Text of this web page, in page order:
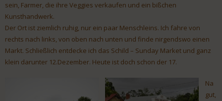
sein, Farmer, die ihre Veggies verkaufen und ein bißchen
Kunsthandwerk.
Der Ort ist ziemlich ruhig, nur ein paar Menschleins. Ich fahre von
rechts nach links, von oben nach unten und finde nirgendswo einen
Markt. Schließlich entdecke ich das Schild – Sunday Market und ganz
klein darunter 12.Dezember. Heute ist doch schon der 17.
Na
gut,